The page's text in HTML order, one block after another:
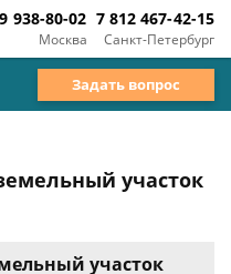
Москва
938-80-02
Санкт-Петербург
7 812 467-42-15
Задать вопрос
участок
участок